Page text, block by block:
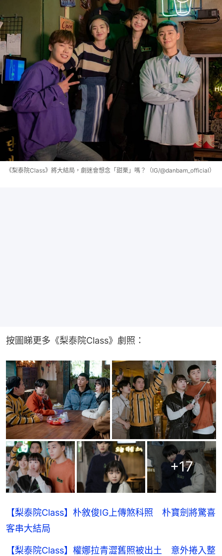
《梨泰院Class》將大結局，劇迷會想念「甜栗」嗎？（IG/@danbam_official）
按圖睇更多《梨泰院Class》劇照：
+17
【梨泰院Class】朴敘俊IG上傳煞科照 朴寶劍將驚喜
客串大結局
【梨泰院Class】權娜拉青澀舊照被出土 意外捲入整